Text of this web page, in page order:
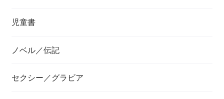
児童書
ノベル／伝記
セクシー／グラビア